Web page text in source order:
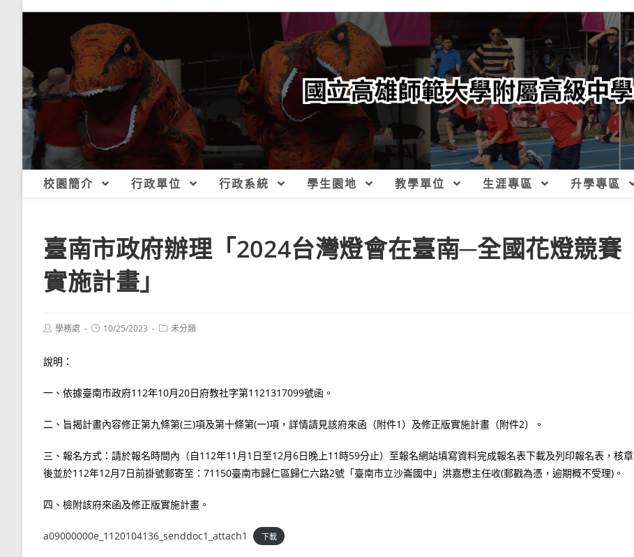
校園簡介 行政單位 行政系統 學生園地 教學單位 生涯專區 升學專區
臺南市政府辦理「2024台灣燈會在臺南─全國花燈競賽
實施計畫」
Post學務處
Post10/25/2023
Post未分類
說明：
一、依據臺南市政府112年10月20日府教社字第1121317099號函。
二、旨揭計畫內容修正第九條第(三)項及第十條第(一)項，詳情請見該府來函（附件1）及修正版實施計畫（附件2）。
三、報名方式：請於報名時間內（自112年11月1日至12月6日晚上11時59分止）至報名網站填寫資料完成報名表下載及列印報名表，核章
後並於112年12月7日前掛號郵寄至：71150臺南市歸仁區歸仁六路2號「臺南市立沙崙國中」洪嘉懋主任收(郵戳為憑，逾期概不受理)。
四、檢附該府來函及修正版實施計畫。
a09000000e_1120104136_senddoc1_attach1 下載